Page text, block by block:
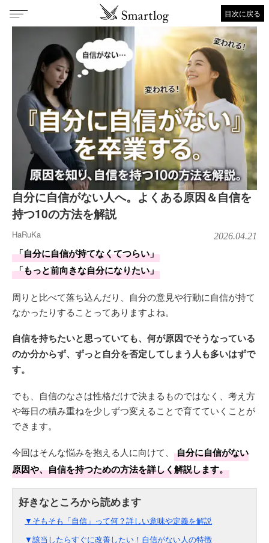
目次に戻る
自分に自信がない人へ。よくある原因＆自信を
持つ10の方法を解説
HaRuKa 2026.04.21
「自分に自信が持てなくてつらい」
「もっと前向きな自分になりたい」
周りと比べて落ち込んだり、自分の意見や行動に自信が持て
なかったりすることってありますよね。
自信を持ちたいと思っていても、何が原因でそうなっている
のか分からず、ずっと自分を否定してしまう人も多いはずで
す。
でも、自信のなさは性格だけで決まるものではなく、考え方
や毎日の積み重ねを少しずつ変えることで育てていくことが
できます。
今回はそんな悩みを抱える人に向けて、
自分に自信がない
原因や、自信を持つための方法を詳しく解説します。
▼そもそも「自信」って何？詳しい意味や定義を解説
▼該当したらすぐに改善したい！自信がない人の特徴